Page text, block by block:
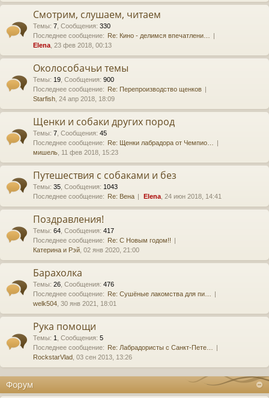
Смотрим, слушаем, читаем
Темы: 7 Сообщения: 330
Последнее сообщение: Re: Кино - делимся впечатлени…
Elena , 23 фев 2018, 00:13
Околособачьи темы
Темы: 19 Сообщения: 900
Последнее сообщение: Re: Перепроизводство щенков
Starfish , 24 апр 2018, 18:09
Щенки и собаки других пород
Темы: 7 Сообщения: 45
Последнее сообщение: Re: Щенки лабрадора от Чемпио…
мишель , 11 фев 2018, 15:23
Путешествия с собаками и без
Темы: 35 Сообщения: 1043
Последнее сообщение: Re: Вена Elena , 24 июн 2018, 14:41
Поздравления!
Темы: 64 Сообщения: 417
Последнее сообщение: Re: С Новым годом!!
Катерина и Рэй , 02 янв 2020, 21:00
Барахолка
Темы: 26 Сообщения: 476
Последнее сообщение: Re: Сушёные лакомства для пи…
welk504 , 30 янв 2021, 18:01
Рука помощи
Темы: 1 Сообщения: 5
Последнее сообщение: Re: Лабрадористы с Санкт-Пете…
RockstarVlad , 03 сен 2013, 13:26
Форум